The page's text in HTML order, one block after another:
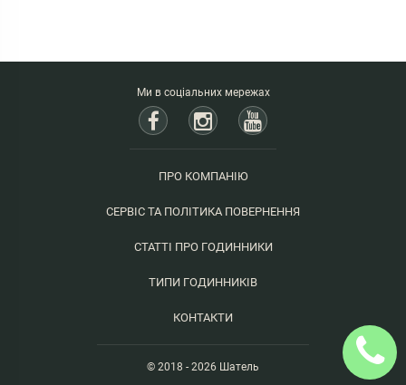
Ми в соціальних мережах
ПРО КОМПАНІЮ
СЕРВІС ТА ПОЛІТИКА ПОВЕРНЕННЯ
СТАТТІ ПРО ГОДИННИКИ
ТИПИ ГОДИННИКІВ
КОНТАКТИ
© 2018 - 2026 Шатель